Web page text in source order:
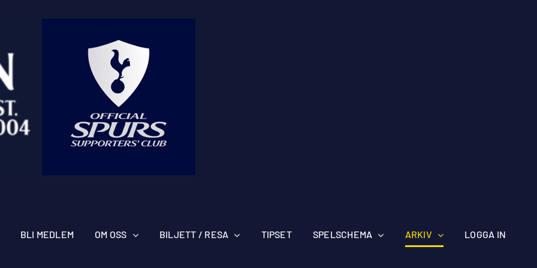
BLI MEDLEM OM OSS BILJETT / RESA TIPSET SPELSCHEMA ARKIV LOGGA IN